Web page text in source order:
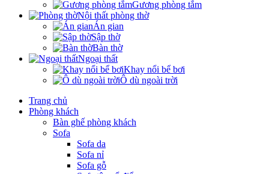
Gương phòng tắm
Nội thất phòng thờ
Án gian
Sập thờ
Bàn thờ
Ngoại thất
Khay nổi bể bơi
Ô dù ngoài trời
Trang chủ
Phòng khách
Bàn ghế phòng khách
Sofa
Sofa da
Sofa nỉ
Sofa gỗ